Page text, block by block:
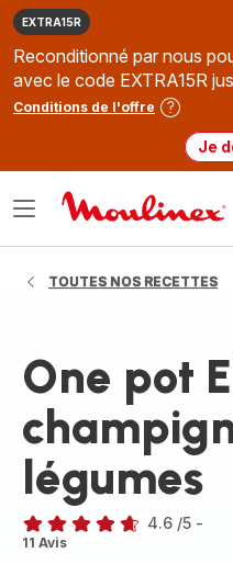
EXTRA15R
Reconditionné par nous
avec le code EXTRA15R
Conditions de l'offre
Je
Ouvrir
TOUTES NOS RECETTES
One pot
légumes
ratings.4.6
4.6 /5 -
11 Avis